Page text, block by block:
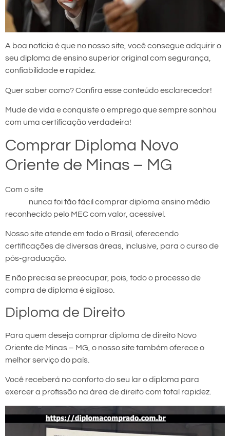
A boa notícia é que no nosso site, você consegue adquirir o
seu diploma de ensino superior original com segurança,
confiabilidade e rapidez.
Quer saber como? Confira esse conteúdo esclarecedor!
Mude de vida e conquiste o emprego que sempre sonhou
com uma certificação verdadeira!
Comprar Diploma Novo
Oriente de Minas – MG
Com o site
nunca foi tão fácil comprar diploma ensino médio
reconhecido pelo MEC com valor, acessível.
Nosso site atende em todo o Brasil, oferecendo
certificações de diversas áreas, inclusive, para o curso de
pós-graduação.
E não precisa se preocupar, pois, todo o processo de
compra de diploma é sigiloso.
Diploma de Direito
Para quem deseja comprar diploma de direito Novo
Oriente de Minas – MG, o nosso site também oferece o
melhor serviço do país.
Você receberá no conforto do seu lar o diploma para
exercer a profissão na área de direito com total rapidez.